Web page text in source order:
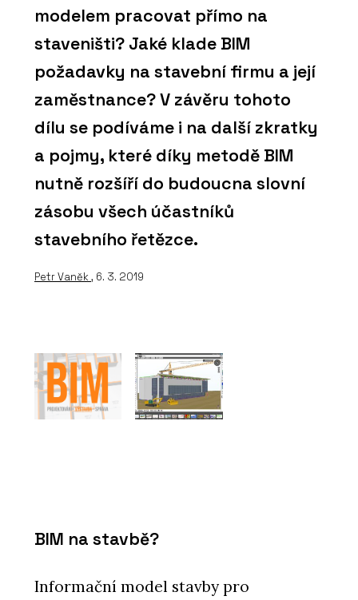
modelem pracovat přímo na
staveništi? Jaké klade BIM
požadavky na stavební firmu a její
zaměstnance? V závěru tohoto
dílu se podíváme i na další zkratky
a pojmy, které díky metodě BIM
nutně rozšíří do budoucna slovní
zásobu všech účastníků
stavebního řetězce.
Petr Vaněk , 6. 3. 2019
BIM na stavbě?
Informační model stavby pro